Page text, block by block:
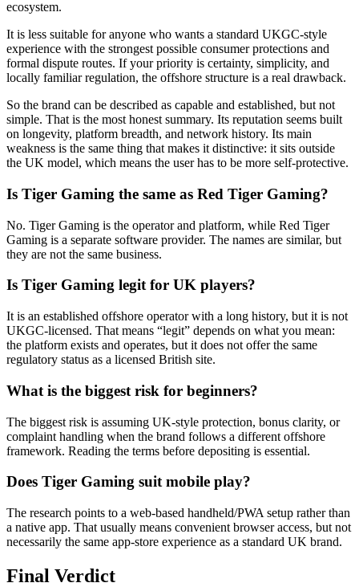
ecosystem.
It is less suitable for anyone who wants a standard UKGC-style
experience with the strongest possible consumer protections and
formal dispute routes. If your priority is certainty, simplicity, and
locally familiar regulation, the offshore structure is a real drawback.
So the brand can be described as capable and established, but not
simple. That is the most honest summary. Its reputation seems built
on longevity, platform breadth, and network history. Its main
weakness is the same thing that makes it distinctive: it sits outside
the UK model, which means the user has to be more self-protective.
Is Tiger Gaming the same as Red Tiger Gaming?
No. Tiger Gaming is the operator and platform, while Red Tiger
Gaming is a separate software provider. The names are similar, but
they are not the same business.
Is Tiger Gaming legit for UK players?
It is an established offshore operator with a long history, but it is not
UKGC-licensed. That means “legit” depends on what you mean:
the platform exists and operates, but it does not offer the same
regulatory status as a licensed British site.
What is the biggest risk for beginners?
The biggest risk is assuming UK-style protection, bonus clarity, or
complaint handling when the brand follows a different offshore
framework. Reading the terms before depositing is essential.
Does Tiger Gaming suit mobile play?
The research points to a web-based handheld/PWA setup rather than
a native app. That usually means convenient browser access, but not
necessarily the same app-store experience as a standard UK brand.
Final Verdict